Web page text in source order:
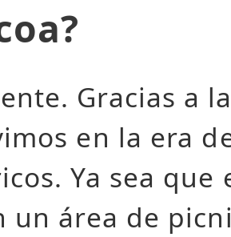
Gracias a
en la era
Ya sea
un área de